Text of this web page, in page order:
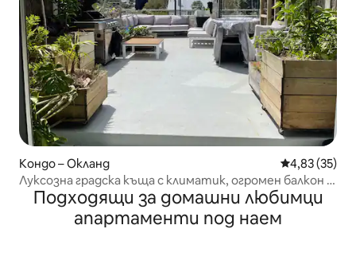
Кондо – Окланд Средна
4,83 (35)
Луксозна градска къща с климатик, огромен балкон и
спаПодходящи за домашни любимци
апартаменти под наем